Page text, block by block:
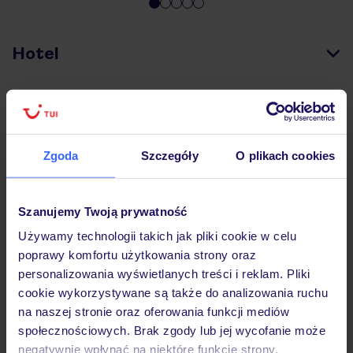
Zgoda Szczegóły O plikach cookies
Szanujemy Twoją prywatność
Używamy technologii takich jak pliki cookie w celu
poprawy komfortu użytkowania strony oraz
personalizowania wyświetlanych treści i reklam. Pliki
cookie wykorzystywane są także do analizowania ruchu
na naszej stronie oraz oferowania funkcji mediów
społecznościowych. Brak zgody lub jej wycofanie może
negatywnie wpłynąć na niektóre funkcje strony.
Hotel
Wyżywienie
Ważne informacje
Często zadawane pytania
Jak zmienić uczestników/osobę zgłaszającą?
Czy w Hotelu będzie przedstawiciel TUI?